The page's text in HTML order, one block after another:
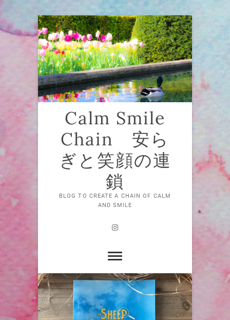
Skip
to
content
Calm Smile
Chain 安ら
ぎと笑顔の連
鎖
BLOG TO CREATE A CHAIN OF CALM
AND SMILE
Instagram